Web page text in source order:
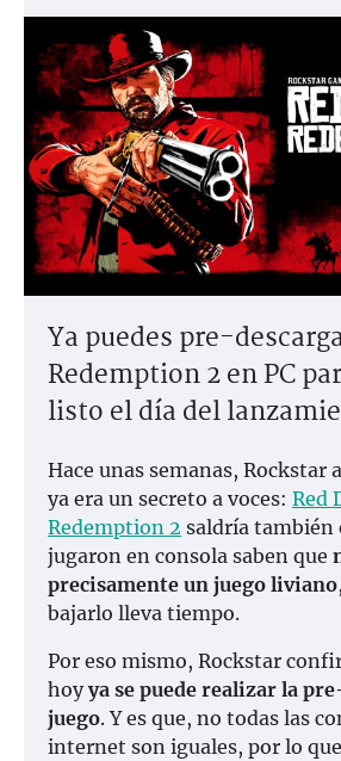
Ya puedes pre-
Redemption 2 en PC
listo el día del
Hace unas semanas, Rockstar
ya era un secreto a voces: Red
Redemption 2 saldría también
jugaron en consola saben que
precisamente un juego liviano
bajarlo lleva tiempo.
Por eso mismo, Rockstar
hoyya se puede realizar la
juego. Y es que, no todas las
internet son iguales, por lo